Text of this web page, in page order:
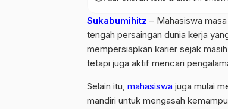
Sukabumihitz – Mahasiswa
tengah persaingan dunia kerja
mempersiapkan karier sejak
tetapi juga aktif mencari
Selain itu, mahasiswa juga mulai
mandiri untuk mengasah